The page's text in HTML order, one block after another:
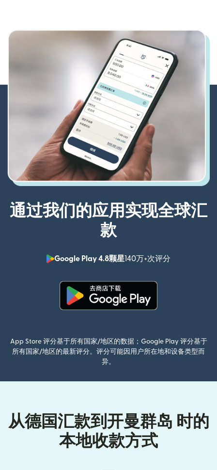
通过我们的应用实现全球汇
款
Google Play 4.8颗星140万+次评分
App Store 评分基于所有国家/地区的数据；Google Play 评分基于
所有国家/地区的最新评分。评分可能因用户所在地和设备类型而
异。
从德国汇款到开曼群岛 时的
本地收款方式